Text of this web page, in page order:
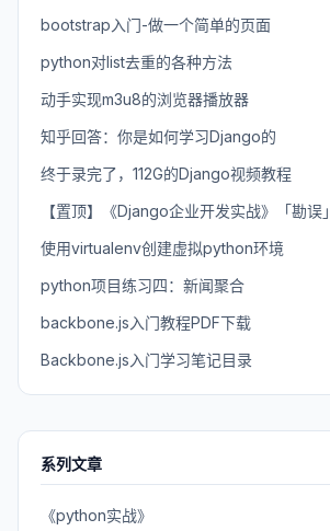
bootstrap入门-做一个简单的页面
python对list去重的各种方法
动手实现m3u8的浏览器播放器
知乎回答：你是如何学习Django的
终于录完了，112G的Django视频教程
【置顶】《Django企业开发实战》「勘误」
使用virtualenv创建虚拟python环境
python项目练习四：新闻聚合
backbone.js入门教程PDF下载
Backbone.js入门学习笔记目录
系列文章
《python实战》